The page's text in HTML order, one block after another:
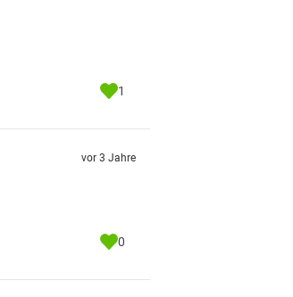
1
vor 3 Jahre
0